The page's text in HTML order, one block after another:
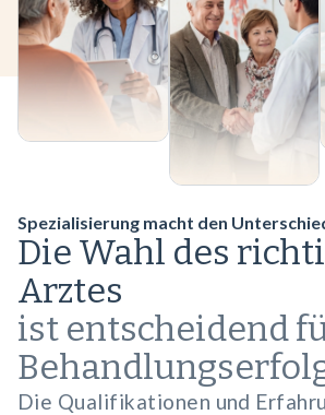
Spezialisierung macht den
Die Wahl des
Arztes
ist entscheidend
Die Qualifikationen und